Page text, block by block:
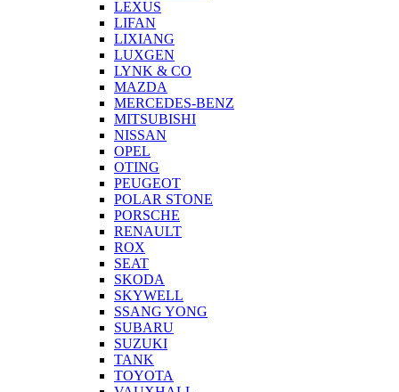
LEXUS
LIFAN
LIXIANG
LUXGEN
LYNK & CO
MAZDA
MERCEDES-BENZ
MITSUBISHI
NISSAN
OPEL
OTING
PEUGEOT
POLAR STONE
PORSCHE
RENAULT
ROX
SEAT
SKODA
SKYWELL
SSANG YONG
SUBARU
SUZUKI
TANK
TOYOTA